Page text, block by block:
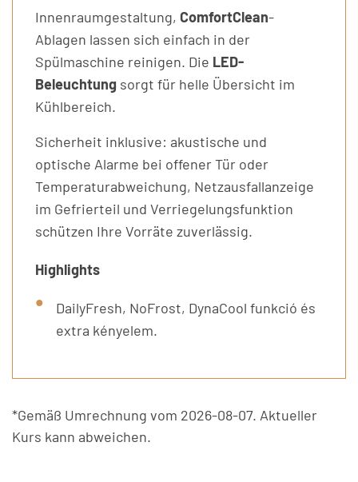
Innenraumgestaltung, ComfortClean-
Ablagen lassen sich einfach in der
Spülmaschine reinigen. Die LED-
Beleuchtung sorgt für helle Übersicht im
Kühlbereich.
Sicherheit inklusive: akustische und
optische Alarme bei offener Tür oder
Temperaturabweichung, Netzausfallanzeige
im Gefrierteil und Verriegelungsfunktion
schützen Ihre Vorräte zuverlässig.
Highlights
DailyFresh, NoFrost, DynaCool funkció és
extra kényelem.
*Gemäß Umrechnung vom 2026-08-07. Aktueller
Kurs kann abweichen.